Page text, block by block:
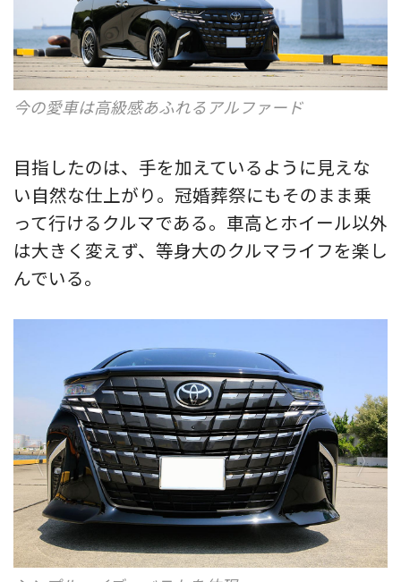
今の愛車は高級感あふれるアルファード
目指したのは、手を加えているように見えな
い自然な仕上がり。冠婚葬祭にもそのまま乗
って行けるクルマである。車高とホイール以外
は大きく変えず、等身大のクルマライフを楽し
んでいる。